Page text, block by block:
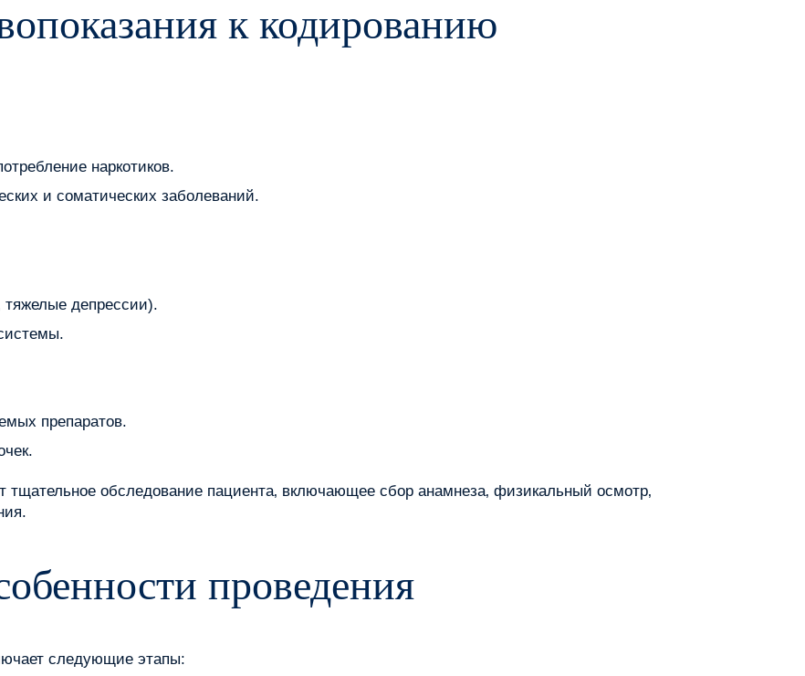
к кодированию
наркотиков.
и соматических заболеваний.
тяжелые депрессии).
препаратов.
обследование пациента‚ включающее сбор анамнеза‚ физикальный осмотр‚
проведения
следующие этапы: